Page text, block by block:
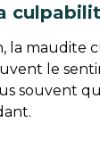
la maudite
le
souvent